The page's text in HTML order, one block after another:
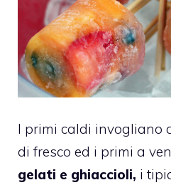
I primi caldi invogliano
di fresco ed i primi a
gelati e ghiaccioli, i